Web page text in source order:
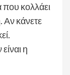
που κολλάει
Αν κάνετε
η